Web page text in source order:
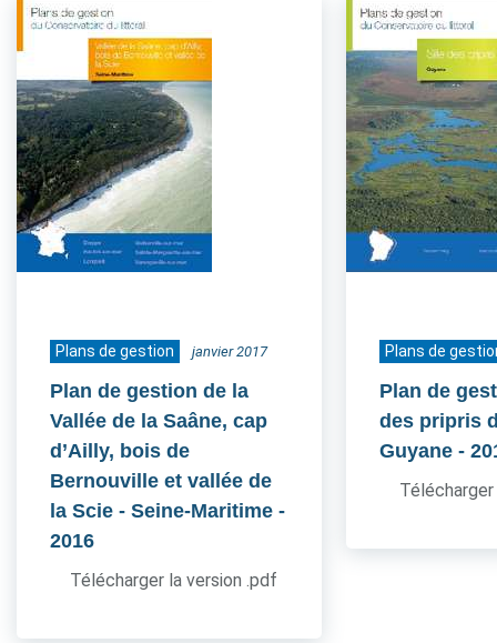
Plans de gestion janvier 2017
Plan de gestion de la
Vallée de la Saâne, cap
d’Ailly, bois de
Bernouville et vallée de
la Scie - Seine-Maritime -
2016
Télécharger la version .pdf
Plans de
Plan de
des pripris
Guyane -